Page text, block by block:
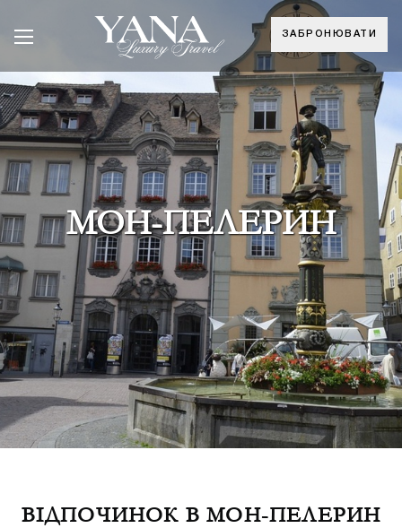
ЗАБРОНЮВАТИ
МОН-ПЕЛЕРИН
ВІДПОЧИНОК В МОН-ПЕЛЕРИН